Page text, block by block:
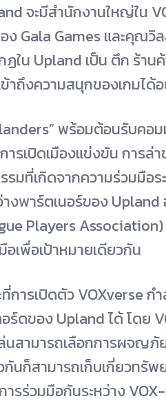
จะมีสำนักงานใหญ่ใน
ง Gala Games และคุณวิ
ฏใน Upland เป็น ตึก ร้า
ข้าถึงความสนุกของเกมได้
พร้อมต้อนรับคอ
ารเปิดเมืองแข่งขัน การ
รมที่เกิดจากความร่วมมือ
างพาร์ตเนอร์ของ
Players
อเพื่อเป้าหมายเดียวกัน
การเปิดตัว VOXverse กำ
ร์ดของ Upland ได้ โดย
นสามารถเลือกการผจญภั
กันก็สามารถเก็บเกี่ยวทรัพ
ารร่วมมือกันระหว่าง